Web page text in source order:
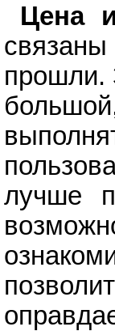
Цена
прошли.
лучше